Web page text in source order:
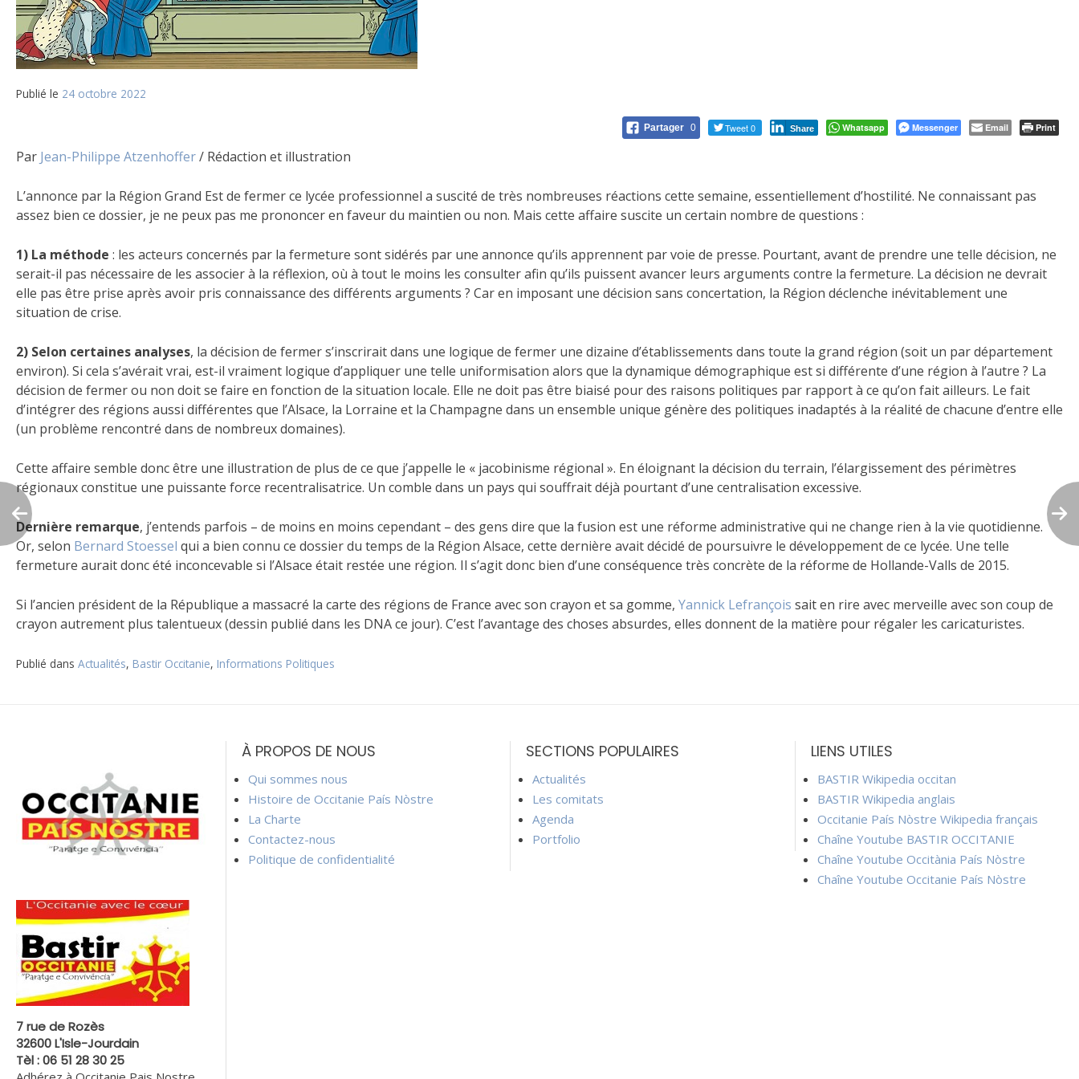
Publié le 24 octobre 2022
Partager 0 Tweet 0 Share Whatsapp Messenger Email Print
Par Jean-Philippe Atzenhoffer/ Rédaction et illustration
L’annonce par la Région Grand Est de fermer ce lycée professionnel a suscité de très nombreuses réactions cette semaine, essentiellement d’hostilité. Ne connaissant pas
assez bien ce dossier, je ne peux pas me prononcer en faveur du maintien ou non. Mais cette affaire suscite un certain nombre de questions :
1) La méthode : les acteurs concernés par la fermeture sont sidérés par une annonce qu’ils apprennent par voie de presse. Pourtant, avant de prendre une telle décision, ne
serait-il pas nécessaire de les associer à la réflexion, où à tout le moins les consulter afin qu’ils puissent avancer leurs arguments contre la fermeture. La décision ne devrait
elle pas être prise après avoir pris connaissance des différents arguments ? Car en imposant une décision sans concertation, la Région déclenche inévitablement une
situation de crise.
2) Selon certaines analyses, la décision de fermer s’inscrirait dans une logique de fermer une dizaine d’établissements dans toute la grand région (soit un par département
environ). Si cela s’avérait vrai, est-il vraiment logique d’appliquer une telle uniformisation alors que la dynamique démographique est si différente d’une région à l’autre ? La
décision de fermer ou non doit se faire en fonction de la situation locale. Elle ne doit pas être biaisé pour des raisons politiques par rapport à ce qu’on fait ailleurs. Le fait
d’intégrer des régions aussi différentes que l’Alsace, la Lorraine et la Champagne dans un ensemble unique génère des politiques inadaptés à la réalité de chacune d’entre elle
(un problème rencontré dans de nombreux domaines).
Cette affaire semble donc être une illustration de plus de ce que j’appelle le « jacobinisme régional ». En éloignant la décision du terrain, l’élargissement des périmètres
régionaux constitue une puissante force recentralisatrice. Un comble dans un pays qui souffrait déjà pourtant d’une centralisation excessive.
Dernière remarque, j’entends parfois – de moins en moins cependant – des gens dire que la fusion est une réforme administrative qui ne change rien à la vie quotidienne.
Or, selon Bernard Stoessel qui a bien connu ce dossier du temps de la Région Alsace, cette dernière avait décidé de poursuivre le développement de ce lycée. Une telle
fermeture aurait donc été inconcevable si l’Alsace était restée une région. Il s’agit donc bien d’une conséquence très concrète de la réforme de Hollande-Valls de 2015.
Si l’ancien président de la République a massacré la carte des régions de France avec son crayon et sa gomme, Yannick Lefrançois sait en rire avec merveille avec son coup de
crayon autrement plus talentueux (dessin publié dans les DNA ce jour). C’est l’avantage des choses absurdes, elles donnent de la matière pour régaler les caricaturistes.
Publié dans Actualités, Bastir Occitanie, Informations Politiques
l’article
7 rue de Rozès
32600 L'Isle-Jourdain
Tèl : 06 51 28 30 25
À PROPOS DE NOUS
Qui sommes nous
Histoire de Occitanie País Nòstre
La Charte
Contactez-nous
Politique de confidentialité
SECTIONS POPULAIRES
Actualités
Les comitats
Agenda
Portfolio
LIENS UTILES
BASTIR Wikipedia occitan
BASTIR Wikipedia anglais
Occitanie País Nòstre Wikipedia français
Chaîne Youtube BASTIR OCCITANIE
Chaîne Youtube Occitània País Nòstre
Chaîne Youtube Occitanie País Nòstre